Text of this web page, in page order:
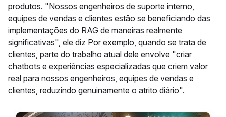
produtos. "Nossos engenheiros de suporte interno,
equipes de vendas e clientes estão se beneficiando das
implementações do RAG de maneiras realmente
significativas", ele diz Por exemplo, quando se trata de
clientes, parte do trabalho atual dele envolve "criar
chatbots e experiências especializadas que criem valor
real para nossos engenheiros, equipes de vendas e
clientes, reduzindo genuinamente o atrito diário".